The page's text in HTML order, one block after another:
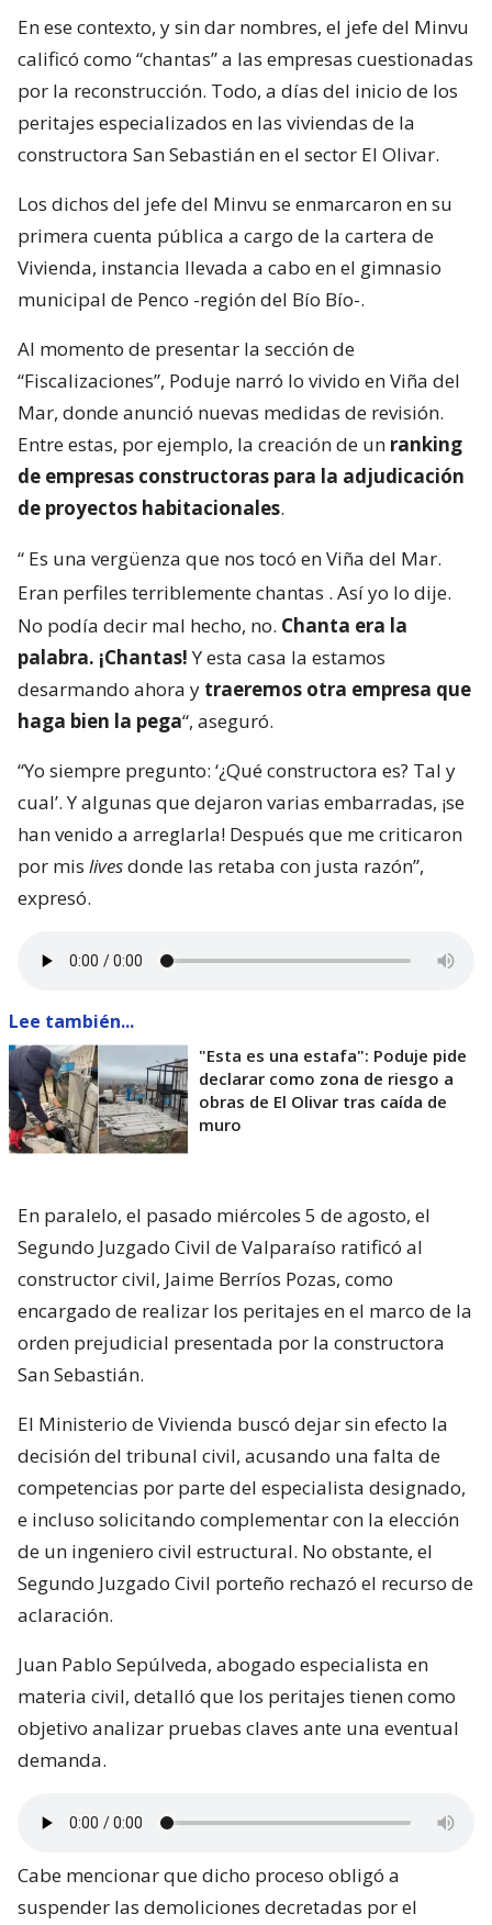
En ese contexto, y sin dar nombres, el jefe del Minvu
calificó como “chantas” a las empresas cuestionadas
por la reconstrucción. Todo, a días del inicio de los
peritajes especializados en las viviendas de la
constructora San Sebastián en el sector El Olivar.
Los dichos del jefe del Minvu se enmarcaron en su
primera cuenta pública a cargo de la cartera de
Vivienda, instancia llevada a cabo en el gimnasio
municipal de Penco -región del Bío Bío-.
Al momento de presentar la sección de
“Fiscalizaciones”, Poduje narró lo vivido en Viña del
Mar, donde anunció nuevas medidas de revisión.
Entre estas, por ejemplo, la creación de un ranking
de empresas constructoras para la adjudicación
de proyectos habitacionales.
“ Es una vergüenza que nos tocó en Viña del Mar.
Eran perfiles terriblemente chantas . Así yo lo dije.
No podía decir mal hecho, no. Chanta era la
palabra. ¡Chantas!Y esta casa la estamos
desarmando ahora y traeremos otra empresa que
haga bien la pega“, aseguró.
“Yo siempre pregunto: ‘¿Qué constructora es? Tal y
cual’. Y algunas que dejaron varias embarradas, ¡se
han venido a arreglarla! Después que me criticaron
por mis livesdonde las retaba con justa razón”,
expresó.
Lee también...
"Esta es una estafa": Poduje pide
declarar como zona de riesgo a
obras de El Olivar tras caída de
muro
En paralelo, el pasado miércoles 5 de agosto, el
Segundo Juzgado Civil de Valparaíso ratificó al
constructor civil, Jaime Berríos Pozas, como
encargado de realizar los peritajes en el marco de la
orden prejudicial presentada por la constructora
San Sebastián.
El Ministerio de Vivienda buscó dejar sin efecto la
decisión del tribunal civil, acusando una falta de
competencias por parte del especialista designado,
e incluso solicitando complementar con la elección
de un ingeniero civil estructural. No obstante, el
Segundo Juzgado Civil porteño rechazó el recurso de
aclaración.
Juan Pablo Sepúlveda, abogado especialista en
materia civil, detalló que los peritajes tienen como
objetivo analizar pruebas claves ante una eventual
demanda.
Cabe mencionar que dicho proceso obligó a
suspender las demoliciones decretadas por el